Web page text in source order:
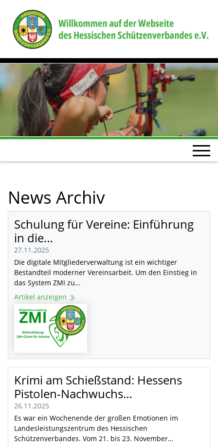
News Archiv
Schulung für Vereine: Einführung
in die…
27.11.2025
Die digitale Mitgliederverwaltung ist ein wichtiger
Bestandteil moderner Vereinsarbeit. Um den Einstieg in
das System ZMI zu…
Artikel anzeigen
Krimi am Schießstand: Hessens
Pistolen-Nachwuchs…
26.11.2025
Es war ein Wochenende der großen Emotionen im
Landesleistungszentrum des Hessischen
Schützenverbandes. Vom 21. bis 23. November…